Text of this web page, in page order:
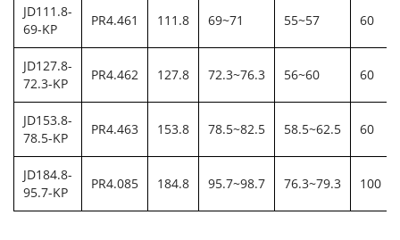
JD111.8-
69-KP
PR4.461 111.8 69~71 55~57 60
JD127.8-
72.3-KP
PR4.462 127.8 72.3~76.3 56~60 60
JD153.8-
78.5-KP
PR4.463 153.8 78.5~82.5 58.5~62.5 60
JD184.8-
95.7-KP
PR4.085 184.8 95.7~98.7 76.3~79.3 100